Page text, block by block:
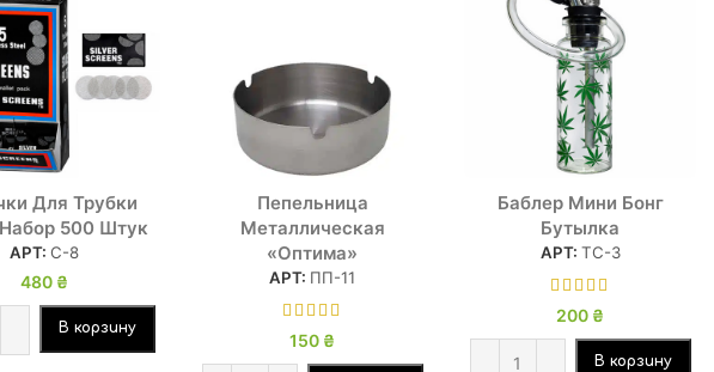
Для Трубки
500 Штук
АРТ: С-8
480 ₴
В корзину
Пепельница
Металлическая
«Оптима»
АРТ: ПП-11
150 ₴
Баблер Мини Бонг
Бутылка
АРТ: ТC-3
200 ₴
В корзину